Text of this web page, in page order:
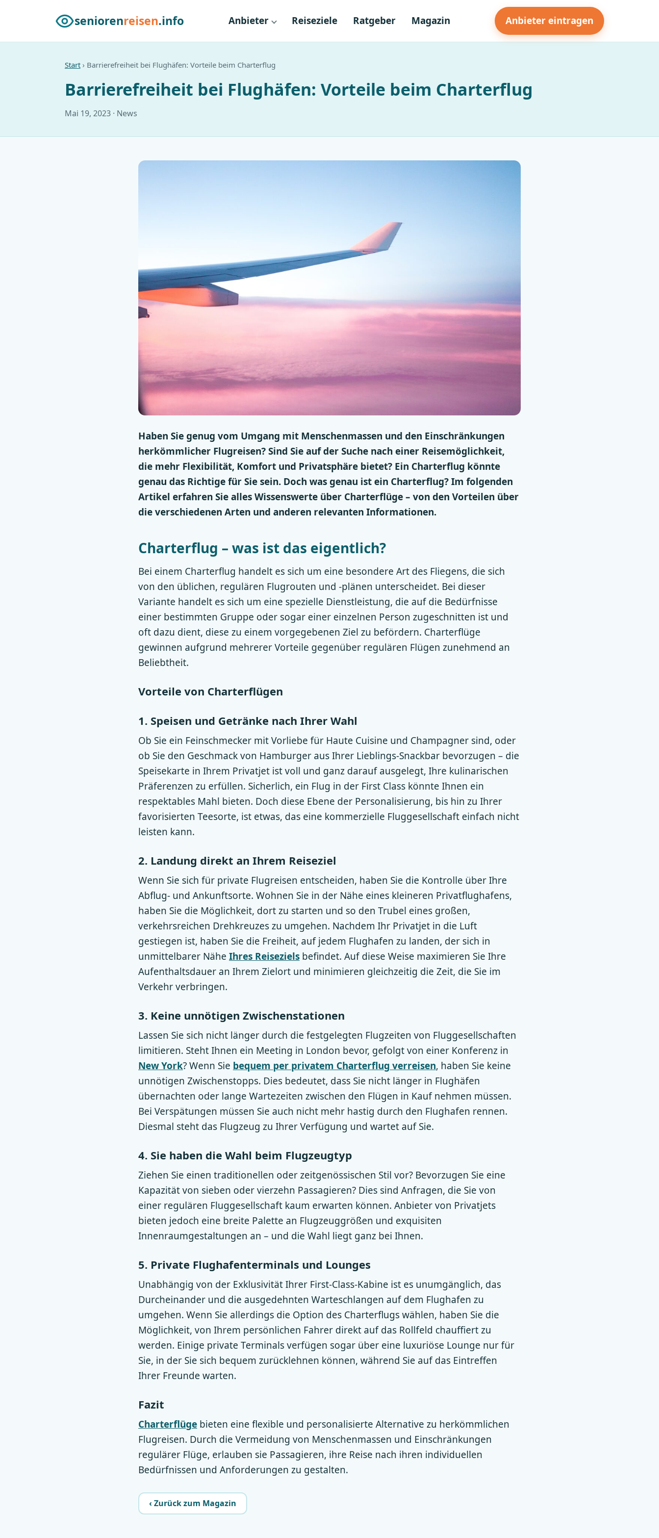
seniorenreisen.info Anbieter Reiseziele Ratgeber Magazin Anbieter eintragen
Start › Barrierefreiheit bei Flughäfen: Vorteile beim Charterflug
Barrierefreiheit bei Flughäfen: Vorteile beim Charterflug
Mai 19, 2023 · News
Haben Sie genug vom Umgang mit Menschenmassen und den Einschränkungen
herkömmlicher Flugreisen? Sind Sie auf der Suche nach einer Reisemöglichkeit,
die mehr Flexibilität, Komfort und Privatsphäre bietet? Ein Charterflug könnte
genau das Richtige für Sie sein. Doch was genau ist ein Charterflug? Im folgenden
Artikel erfahren Sie alles Wissenswerte über Charterflüge – von den Vorteilen über
die verschiedenen Arten und anderen relevanten Informationen.
Charterflug – was ist das eigentlich?
Bei einem Charterflug handelt es sich um eine besondere Art des Fliegens, die sich
von den üblichen, regulären Flugrouten und -plänen unterscheidet. Bei dieser
Variante handelt es sich um eine spezielle Dienstleistung, die auf die Bedürfnisse
einer bestimmten Gruppe oder sogar einer einzelnen Person zugeschnitten ist und
oft dazu dient, diese zu einem vorgegebenen Ziel zu befördern. Charterflüge
gewinnen aufgrund mehrerer Vorteile gegenüber regulären Flügen zunehmend an
Beliebtheit.
Vorteile von Charterflügen
1. Speisen und Getränke nach Ihrer Wahl
Ob Sie ein Feinschmecker mit Vorliebe für Haute Cuisine und Champagner sind, oder
ob Sie den Geschmack von Hamburger aus Ihrer Lieblings-Snackbar bevorzugen – die
Speisekarte in Ihrem Privatjet ist voll und ganz darauf ausgelegt, Ihre kulinarischen
Präferenzen zu erfüllen. Sicherlich, ein Flug in der First Class könnte Ihnen ein
respektables Mahl bieten. Doch diese Ebene der Personalisierung, bis hin zu Ihrer
favorisierten Teesorte, ist etwas, das eine kommerzielle Fluggesellschaft einfach nicht
leisten kann.
2. Landung direkt an Ihrem Reiseziel
Wenn Sie sich für private Flugreisen entscheiden, haben Sie die Kontrolle über Ihre
Abflug- und Ankunftsorte. Wohnen Sie in der Nähe eines kleineren Privatflughafens,
haben Sie die Möglichkeit, dort zu starten und so den Trubel eines großen,
verkehrsreichen Drehkreuzes zu umgehen. Nachdem Ihr Privatjet in die Luft
gestiegen ist, haben Sie die Freiheit, auf jedem Flughafen zu landen, der sich in
unmittelbarer Nähe Ihres Reiseziels befindet. Auf diese Weise maximieren Sie Ihre
Aufenthaltsdauer an Ihrem Zielort und minimieren gleichzeitig die Zeit, die Sie im
Verkehr verbringen.
3. Keine unnötigen Zwischenstationen
Lassen Sie sich nicht länger durch die festgelegten Flugzeiten von Fluggesellschaften
limitieren. Steht Ihnen ein Meeting in London bevor, gefolgt von einer Konferenz in
New York? Wenn Sie bequem per privatem Charterflug verreisen, haben Sie keine
unnötigen Zwischenstopps. Dies bedeutet, dass Sie nicht länger in Flughäfen
übernachten oder lange Wartezeiten zwischen den Flügen in Kauf nehmen müssen.
Bei Verspätungen müssen Sie auch nicht mehr hastig durch den Flughafen rennen.
Diesmal steht das Flugzeug zu Ihrer Verfügung und wartet auf Sie.
4. Sie haben die Wahl beim Flugzeugtyp
Ziehen Sie einen traditionellen oder zeitgenössischen Stil vor? Bevorzugen Sie eine
Kapazität von sieben oder vierzehn Passagieren? Dies sind Anfragen, die Sie von
einer regulären Fluggesellschaft kaum erwarten können. Anbieter von Privatjets
bieten jedoch eine breite Palette an Flugzeuggrößen und exquisiten
Innenraumgestaltungen an – und die Wahl liegt ganz bei Ihnen.
5. Private Flughafenterminals und Lounges
Unabhängig von der Exklusivität Ihrer First-Class-Kabine ist es unumgänglich, das
Durcheinander und die ausgedehnten Warteschlangen auf dem Flughafen zu
umgehen. Wenn Sie allerdings die Option des Charterflugs wählen, haben Sie die
Möglichkeit, von Ihrem persönlichen Fahrer direkt auf das Rollfeld chauffiert zu
werden. Einige private Terminals verfügen sogar über eine luxuriöse Lounge nur für
Sie, in der Sie sich bequem zurücklehnen können, während Sie auf das Eintreffen
Ihrer Freunde warten.
Fazit
Charterflüge bieten eine flexible und personalisierte Alternative zu herkömmlichen
Flugreisen. Durch die Vermeidung von Menschenmassen und Einschränkungen
regulärer Flüge, erlauben sie Passagieren, ihre Reise nach ihren individuellen
Bedürfnissen und Anforderungen zu gestalten.
‹ Zurück zum Magazin